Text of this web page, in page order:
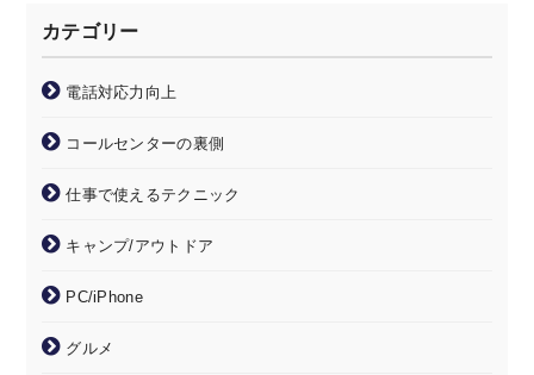
カテゴリー
電話対応力向上
コールセンターの裏側
仕事で使えるテクニック
キャンプ/アウトドア
PC/iPhone
グルメ